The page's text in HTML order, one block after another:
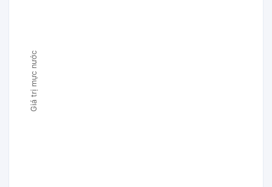
Giá trị mực nước